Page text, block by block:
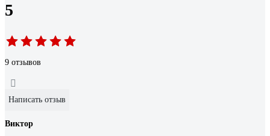
5
9 отзывов
Написать отзыв
Виктор